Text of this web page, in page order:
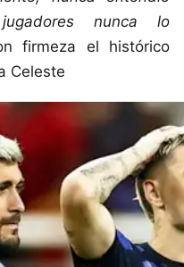
nunca lo
firmeza el histórico
Celeste